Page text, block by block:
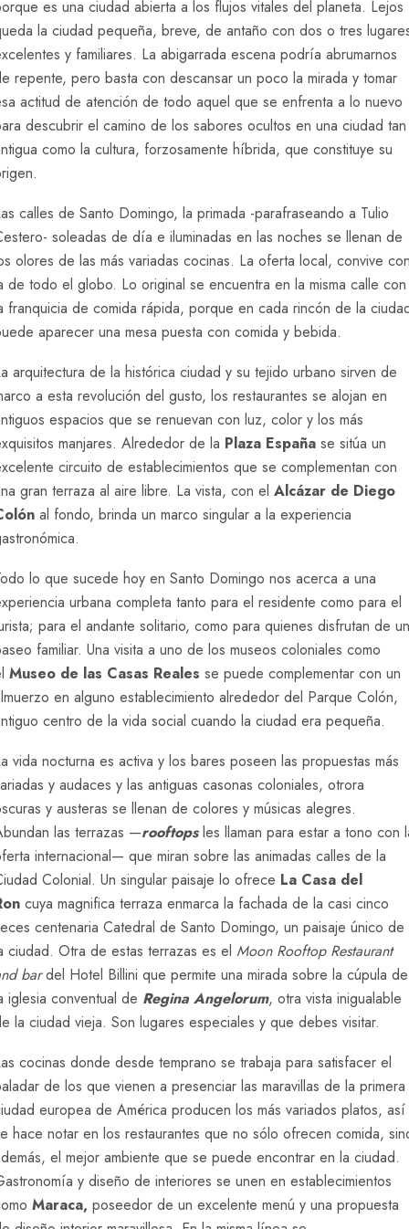
es una ciudad abierta a los flujos vitales del planeta. Lejos
la ciudad pequeña, breve, de antaño con dos o tres
y familiares. La abigarrada escena podría abrumarnos
repente, pero basta con descansar un poco la mirada y tomar
actitud de atención de todo aquel que se enfrenta a lo nuevo
descubrir el camino de los sabores ocultos en una ciudad tan
como la cultura, forzosamente híbrida, que constituye su
calles de Santo Domingo, la primada -parafraseando a Tulio
soleadas de día e iluminadas en las noches se llenan de
olores de las más variadas cocinas. La oferta local, convive
de todo el globo. Lo original se encuentra en la misma calle con
franquicia de comida rápida, porque en cada rincón de la
aparecer una mesa puesta con comida y bebida.
arquitectura de la histórica ciudad y su tejido urbano sirven de
a esta revolución del gusto, los restaurantes se alojan en
espacios que se renuevan con luz, color y los más
manjares. Alrededor de la Plaza España se sitúa un
circuito de establecimientos que se complementan con
gran terraza al aire libre. La vista, con el Alcázar de Diego
al fondo, brinda un marco singular a la experiencia
lo que sucede hoy en Santo Domingo nos acerca a una
urbana completa tanto para el residente como para el
para el andante solitario, como para quienes disfrutan de un
familiar. Una visita a uno de los museos coloniales como
Museo de las Casas Reales se puede complementar con un
en alguno establecimiento alrededor del Parque Colón,
centro de la vida social cuando la ciudad era pequeña.
vida nocturna es activa y los bares poseen las propuestas más
y audaces y las antiguas casonas coloniales, otrora
y austeras se llenan de colores y músicas alegres.
las terrazas —rooftops les llaman para estar a tono con
internacional— que miran sobre las animadas calles de la
Colonial. Un singular paisaje lo ofrece La Casa del
cuya magnifica terraza enmarca la fachada de la casi cinco
centenaria Catedral de Santo Domingo, un paisaje único de
ciudad. Otra de estas terrazas es el Moon Rooftop Restaurant
bardel Hotel Billini que permite una mirada sobre la cúpula de
iglesia conventual de Regina Angelorum, otra vista inigualable
la ciudad vieja. Son lugares especiales y que debes visitar.
cocinas donde desde temprano se trabaja para satisfacer el
de los que vienen a presenciar las maravillas de la primera
europea de América producen los más variados platos, así
hace notar en los restaurantes que no sólo ofrecen comida,
el mejor ambiente que se puede encontrar en la ciudad.
y diseño de interiores se unen en establecimientos
Maraca, poseedor de un excelente menú y una propuesta